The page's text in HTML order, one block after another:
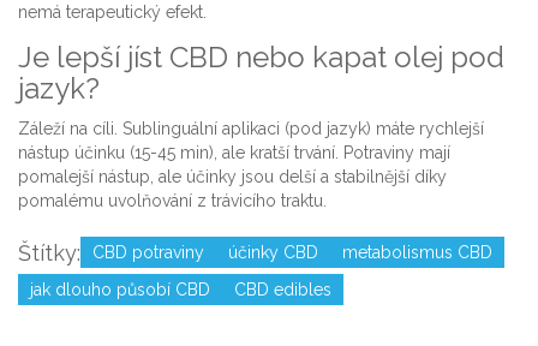
nemá terapeutický efekt.
Je lepší jíst CBD nebo kapat olej pod
jazyk?
Záleží na cíli. Sublinguální aplikaci (pod jazyk) máte rychlejší
nástup účinku (15-45 min), ale kratší trvání. Potraviny mají
pomalejší nástup, ale účinky jsou delší a stabilnější díky
pomalému uvolňování z trávicího traktu.
Štítky: CBD potraviny účinky CBD
metabolismus CBD
jak dlouho působí CBD
CBD edibles